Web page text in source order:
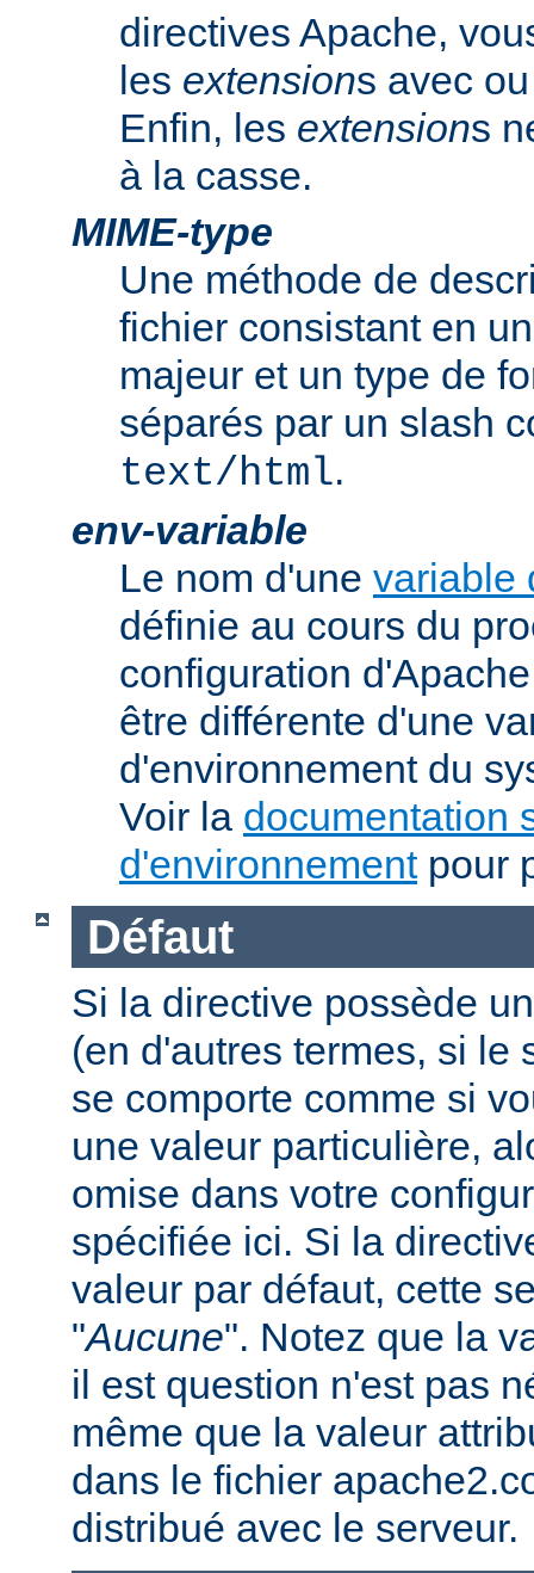
directives Apache,
les extensions avec
Enfin, les extensions
à la casse.
MIME-type
Une méthode de
fichier consistant en
majeur et un type de
séparés par un slash
text/html.
env-variable
Le nom d'une variable
définie au cours du
configuration
être différente d'une
d'environnement du
Voir la documentation
d'environnementpour
Défaut
Si la directive possède
(en d'autres termes, si le
se comporte comme si
une valeur particulière,
omise dans votre
spécifiée ici. Si la
valeur par défaut, cette
"Aucune". Notez que la
il est question n'est pas
même que la valeur
dans le fichier
distribué avec le serveur.